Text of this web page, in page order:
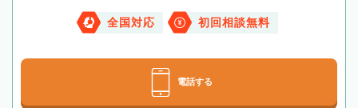
全国対応 初回相談無料
電話する